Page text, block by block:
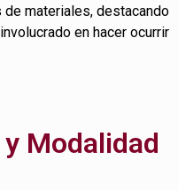
materiales, destacando
en hacer ocurrir
Modalidad